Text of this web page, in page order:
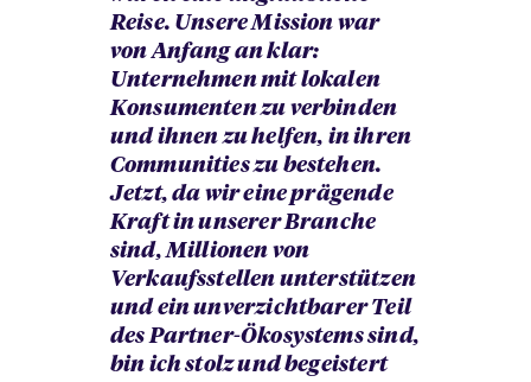
Reise. Unsere Mission war
von Anfang an klar:
Unternehmen mit lokalen
Konsumenten zu verbinden
und ihnen zu helfen, in ihren
Communities zu bestehen.
Jetzt, da wir eine prägende
Kraft in unserer Branche
sind, Millionen von
Verkaufsstellen unterstützen
und ein unverzichtbarer Teil
des Partner-Ökosystems sind,
bin ich stolz und begeistert